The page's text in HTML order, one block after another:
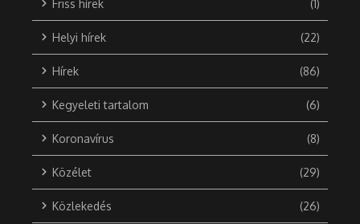
Friss hírek (1)
Helyi hírek (22)
Hírek (86)
Kegyeleti tartalom (6)
Koronavírus (8)
Közélet (29)
Közlekedés (26)